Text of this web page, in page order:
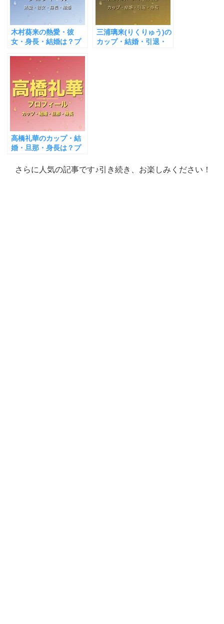
木村葵来の熱愛・彼
女・身長・結婚は？プ
三浦璃来(りくりゅう)の
カップ・結婚・引退・
高橋礼華のカップ・結
婚・旦那・身長は？プ
とめ
さらに人気の記事です♪引き続き、お楽しみください！